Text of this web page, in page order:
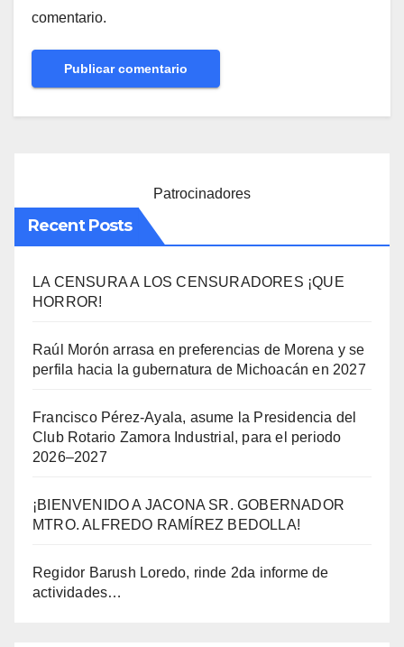
comentario.
Patrocinadores
Recent Posts
LA CENSURA A LOS CENSURADORES ¡QUE
HORROR!
Raúl Morón arrasa en preferencias de Morena y se
perfila hacia la gubernatura de Michoacán en 2027
Francisco Pérez-Ayala, asume la Presidencia del
Club Rotario Zamora Industrial, para el periodo
2026–2027
¡BIENVENIDO A JACONA SR. GOBERNADOR
MTRO. ALFREDO RAMÍREZ BEDOLLA!
Regidor Barush Loredo, rinde 2da informe de
actividades…